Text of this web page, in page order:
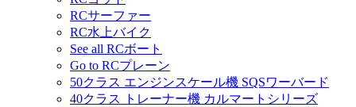
RCサーファー
RC水上バイク
See all RCボート
Go to RCプレーン
50クラス エンジンスケール機 SQSワーバード
40クラス トレーナー機 カルマートシリーズ